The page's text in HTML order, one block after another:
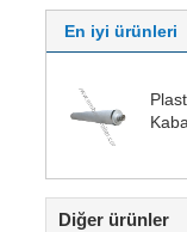
En iyi ürünleri
Diğer ürünler